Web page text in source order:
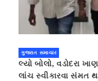
ગુજરાત સમાચાર
લ્યો બોલો, વડોદરા
લાંચ સ્વીકારવા સંમત